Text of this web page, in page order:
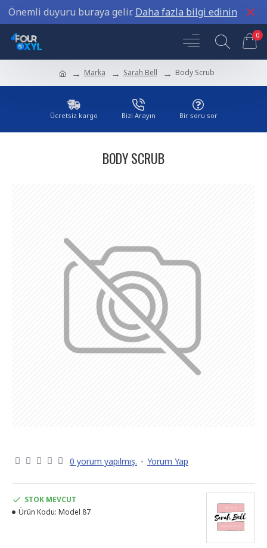
Önemli duyuru buraya gelir. Daha fazla bilgi edinin
0
Marka Sarah Bell Body Scrub
Ücretsiz kargo Bizi Arayın Bir soru sor
BODY SCRUB
0 yorum yapılmış. - Yorum Yap
STOK MEVCUT
Ürün Kodu: Model 87